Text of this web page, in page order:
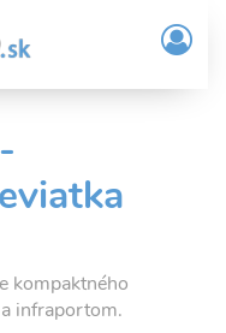
/
kompaktného
infraportom.